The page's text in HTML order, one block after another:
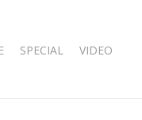
SPECIAL VIDEO